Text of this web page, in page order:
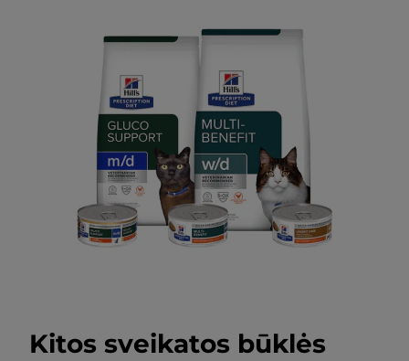
Kitos sveikatos būklės